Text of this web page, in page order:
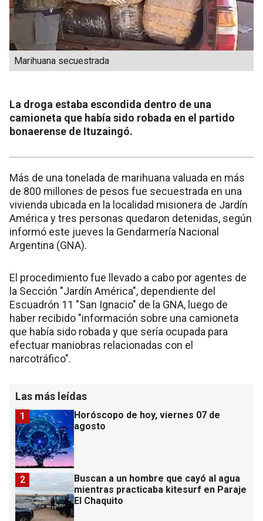
Marihuana secuestrada
La droga estaba escondida dentro de una
camioneta que había sido robada en el partido
bonaerense de Ituzaingó.
Más de una tonelada de marihuana valuada en más
de 800 millones de pesos fue secuestrada en una
vivienda ubicada en la localidad misionera de Jardín
América y tres personas quedaron detenidas, según
informó este jueves la Gendarmería Nacional
Argentina (GNA).
El procedimiento fue llevado a cabo por agentes de
la Sección "Jardín América", dependiente del
Escuadrón 11 "San Ignacio" de la GNA, luego de
haber recibido "información sobre una camioneta
que había sido robada y que sería ocupada para
efectuar maniobras relacionadas con el
narcotráfico".
Las más leídas
Horóscopo de hoy, viernes 07 de
agosto
1
Buscan a un hombre que cayó al agua
mientras practicaba kitesurf en Paraje
El Chaquito
2